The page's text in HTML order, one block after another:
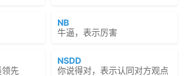
NB
牛逼，表示厉害
先
NSDD
你说得对，表示认同对方观点